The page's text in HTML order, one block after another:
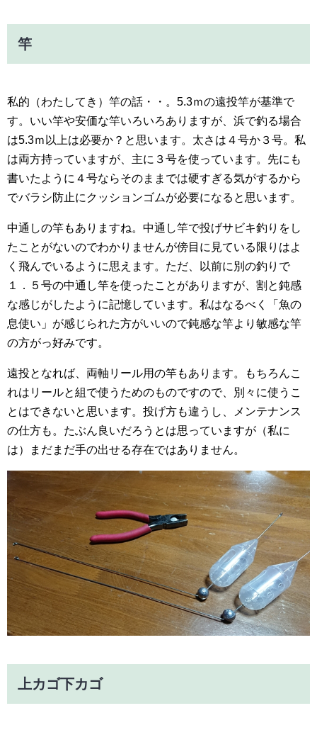
竿
私的（わたしてき）竿の話・・。5.3ｍの遠投竿が基準で
す。いい竿や安価な竿いろいろありますが、浜で釣る場合
は5.3ｍ以上は必要か？と思います。太さは４号か３号。私
は両方持っていますが、主に３号を使っています。先にも
書いたように４号ならそのままでは硬すぎる気がするから
でバラシ防止にクッションゴムが必要になると思います。
中通しの竿もありますね。中通し竿で投げサビキ釣りをし
たことがないのでわかりませんが傍目に見ている限りはよ
く飛んでいるように思えます。ただ、以前に別の釣りで
１．５号の中通し竿を使ったことがありますが、割と鈍感
な感じがしたように記憶しています。私はなるべく「魚の
息使い」が感じられた方がいいので鈍感な竿より敏感な竿
の方がっ好みです。
遠投となれば、両軸リール用の竿もあります。もちろんこ
れはリールと組で使うためのものですので、別々に使うこ
とはできないと思います。投げ方も違うし、メンテナンス
の仕方も。たぶん良いだろうとは思っていますが（私に
は）まだまだ手の出せる存在ではありません。
上カゴ下カゴ